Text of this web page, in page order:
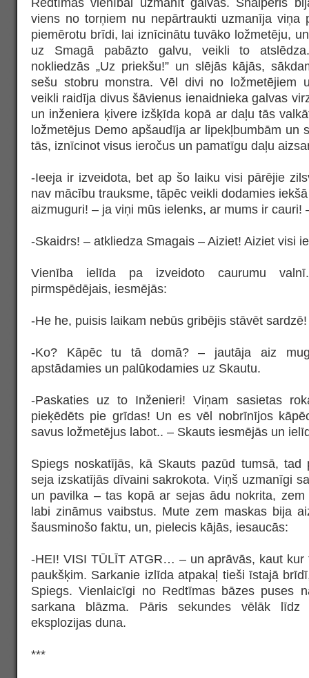
viens no torņiem nu nepārtraukti uzmanīja viņa
piemērotu brīdi, lai iznīcinātu tuvāko ložmetēju,
uz Smagā pabāzto galvu, veikli to
nokliedzās „Uz priekšu!” un slējās kājās,
sešu stobru monstra. Vēl divi no ložmetējiem
veikli raidīja divus šāvienus ienaidnieka galvas
un inženiera ķivere izšķīda kopā ar daļu tās
ložmetējus Demo apšaudīja ar lipekļbumbām un
tās, iznīcinot visus ieročus un pamatīgu daļu
-Ieeja ir izveidota, bet ap šo laiku visi pārējie
nav mācību trauksme, tāpēc veikli dodamies
aizmuguri! – ja viņi mūs ielenks, ar mums ir cauri!
-Skaidrs! – atkliedza Smagais – Aiziet! Aiziet visi
Vienība ielīda pa izveidoto caurumu
pirmspēdējais, iesmējās:
-He he, puisis laikam nebūs gribējis stāvēt sardzē!
-Ko? Kāpēc tu tā domā? – jautāja aiz
apstādamies un palūkodamies uz Skautu.
-Paskaties uz to Inženieri! Viņam sasietas
pieķēdēts pie grīdas! Un es vēl nobrīnījos
savus ložmetējus labot.. – Skauts iesmējās un
Spiegs noskatījās, kā Skauts pazūd tumsā, tad
seja izskatījās dīvaini sakrokota. Viņš uzmanīgi
un pavilka – tas kopā ar sejas ādu nokrita, zem
labi zināmus vaibstus. Mute zem maskas bija
šausminošo faktu, un, pielecis kājās, iesaucās:
-HEI! VISI TŪLĪT ATGR… – un aprāvās, kaut kur
paukšķim. Sarkanie izlīda atpakaļ tieši īstajā
Spiegs. Vienlaicīgi no Redtīmas bāzes puses
sarkana blāzma. Pāris sekundes vēlāk līdz
eksplozijas duna.
***